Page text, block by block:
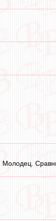
Молодец.